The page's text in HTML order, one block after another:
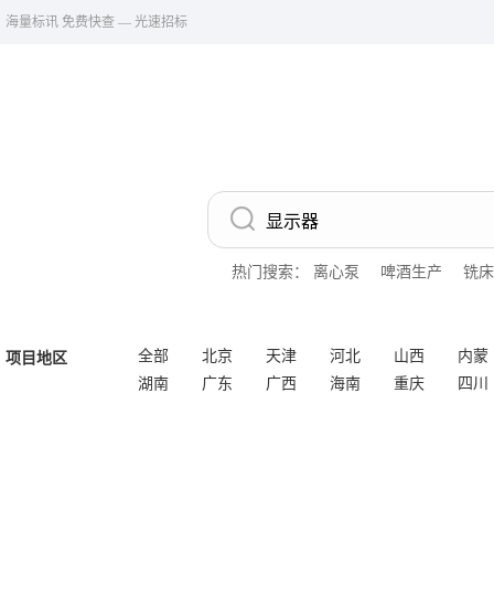
海量标讯 免费快查 — 光速招标
热门搜索： 离心泵 啤酒生产 铣床
项目地区 全部 北京 天津 河北 山西
内蒙
湖南
广东 广西 海南 重庆 四川